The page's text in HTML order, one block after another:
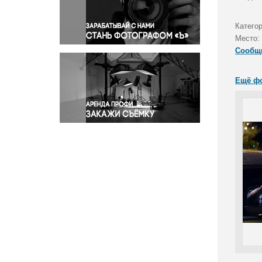
Правосудие
Происшествия и конфликты
Религия
Светская жизнь
Спорт
Экология
Экономика и бизнес
Место:
Ещё